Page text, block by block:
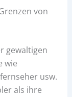
von
gewaltigen
wie
usw.
als ihre